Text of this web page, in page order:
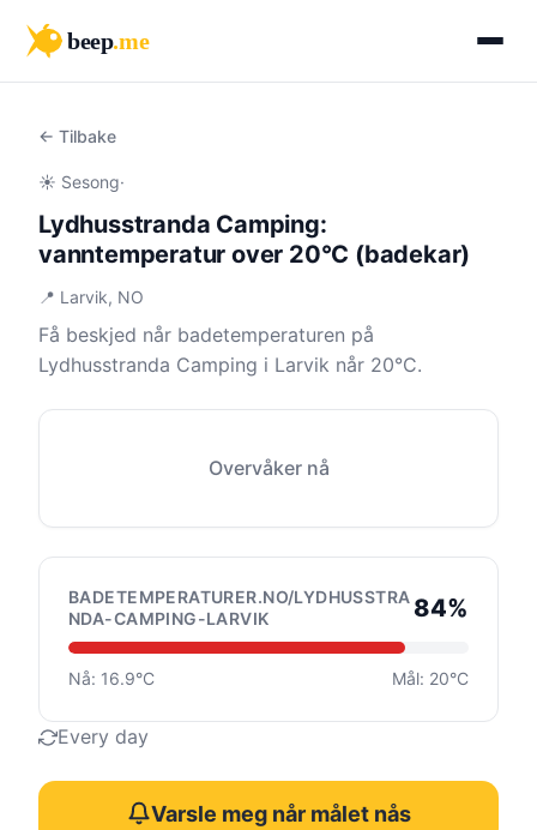
beep.me
← Tilbake
☀️ Sesong·
Lydhusstranda Camping:
vanntemperatur over 20°C (badekar)
📍 Larvik, NO
Få beskjed når badetemperaturen på
Lydhusstranda Camping i Larvik når 20°C.
Overvåker nå
BADETEMPERATURER.NO/LYDHUSSTRA
NDA-CAMPING-LARVIK
84%
Nå: 16.9°C Mål: 20°C
Every day
Varsle meg når målet nås